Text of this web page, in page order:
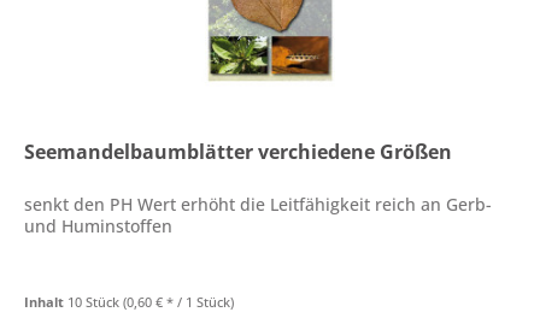
Seemandelbaumblätter verchiedene Größen
senkt den PH Wert erhöht die Leitfähigkeit reich an Gerb-
und Huminstoffen
Inhalt 10 Stück(0,60 € * / 1 Stück)